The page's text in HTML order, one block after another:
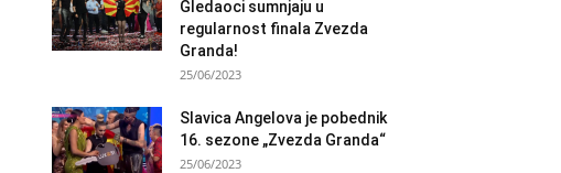
Gledaoci sumnjaju u
regularnost finala Zvezda
Granda!
25/06/2023
Slavica Angelova je pobednik
16. sezone „Zvezda Granda“
25/06/2023